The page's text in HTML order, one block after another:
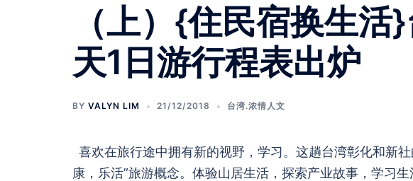
（上）{住民宿换生
天1日游行程表出炉
BY VALYN LIM 21/12/2018 台湾.浓情人文
喜欢在旅行途中拥有新的视野，学习。这趟台湾彰化和新
康，乐活”旅游概念。体验山居生活，探索产业故事，学习